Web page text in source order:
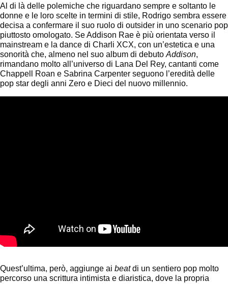
Al di là delle polemiche che riguardano sempre e soltanto le
donne e le loro scelte in termini di stile, Rodrigo sembra essere
decisa a confermare il suo ruolo di outsider in uno scenario pop
piuttosto omologato. Se Addison Rae è più orientata verso il
mainstream e la dance di Charli XCX, con un’estetica e una
sonorità che, almeno nel suo album di debuto Addison,
rimandano molto all’universo di Lana Del Rey, cantanti come
Chappell Roan e Sabrina Carpenter seguono l’eredità delle
pop star degli anni Zero e Dieci del nuovo millennio.
Quest’ultima, però, aggiunge ai beatdi un sentiero pop molto
percorso una scrittura intimista e diaristica, dove la propria